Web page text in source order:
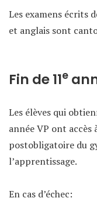
Les examens écrits
et anglais sont
Fin de 11e
Les élèves qui
année VP ont accès
postobligatoire du
l’apprentissage.
En cas d’échec: